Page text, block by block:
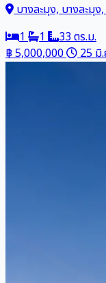
บางละมุง, บางละมุ
1
1
33 ตร.ม.
฿ 5,000,000
25 มิ